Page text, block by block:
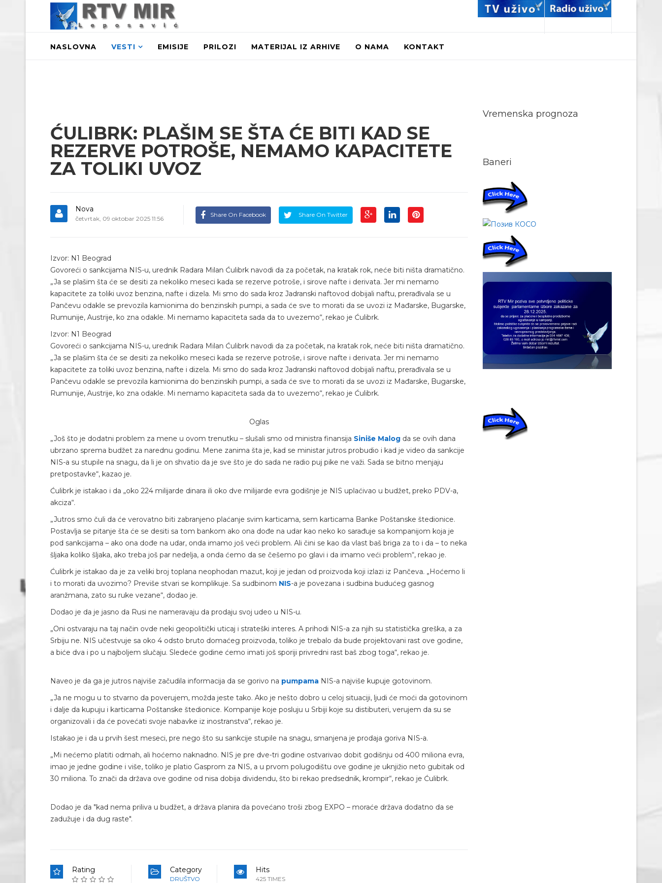
NASLOVNA VESTI EMISIJE PRILOZI MATERIJAL IZ ARHIVE O NAMA KONTAKT
ĆULIBRK: PLAŠIM SE ŠTA ĆE BITI KAD SE
REZERVE POTROŠE, NEMAMO KAPACITETE
ZA TOLIKI UVOZ
Nova
četvrtak, 09 oktobar 2025 11:56
Share On Facebook Share On Twitter
Izvor: N1 Beograd
Govoreći o sankcijama NIS-u, urednik Radara Milan Ćulibrk navodi da za početak, na kratak rok, neće biti ništa dramatično.
„Ja se plašim šta će se desiti za nekoliko meseci kada se rezerve potroše, i sirove nafte i derivata. Jer mi nemamo
kapacitete za toliki uvoz benzina, nafte i dizela. Mi smo do sada kroz Jadranski naftovod dobijali naftu, prerađivala se u
Pančevu odakle se prevozila kamionima do benzinskih pumpi, a sada će sve to morati da se uvozi iz Mađarske, Bugarske,
Rumunije, Austrije, ko zna odakle. Mi nemamo kapaciteta sada da to uvezemo“, rekao je Ćulibrk.
Izvor: N1 Beograd
Govoreći o sankcijama NIS-u, urednik Radara Milan Ćulibrk navodi da za početak, na kratak rok, neće biti ništa dramatično.
„Ja se plašim šta će se desiti za nekoliko meseci kada se rezerve potroše, i sirove nafte i derivata. Jer mi nemamo
kapacitete za toliki uvoz benzina, nafte i dizela. Mi smo do sada kroz Jadranski naftovod dobijali naftu, prerađivala se u
Pančevu odakle se prevozila kamionima do benzinskih pumpi, a sada će sve to morati da se uvozi iz Mađarske, Bugarske,
Rumunije, Austrije, ko zna odakle. Mi nemamo kapaciteta sada da to uvezemo“, rekao je Ćulibrk.
Oglas
„Još što je dodatni problem za mene u ovom trenutku – slušali smo od ministra finansija Siniše Malog da se ovih dana
ubrzano sprema budžet za narednu godinu. Mene zanima šta je, kad se ministar jutros probudio i kad je video da sankcije
NIS-a su stupile na snagu, da li je on shvatio da je sve što je do sada ne radio puj pike ne važi. Sada se bitno menjaju
pretpostavke“, kazao je.
Ćulibrk je istakao i da „oko 224 milijarde dinara ili oko dve milijarde evra godišnje je NIS uplaćivao u budžet, preko PDV-a,
akciza“.
„Jutros smo čuli da će verovatno biti zabranjeno plaćanje svim karticama, sem karticama Banke Poštanske štedionice.
Postavlja se pitanje šta će se desiti sa tom bankom ako ona dođe na udar kao neko ko sarađuje sa kompanijom koja je
pod sankcijama – ako ona dođe na udar, onda imamo još veći problem. Ali čini se kao da vlast baš briga za to i da – to neka
šljaka koliko šljaka, ako treba još par nedelja, a onda ćemo da se češemo po glavi i da imamo veći problem“, rekao je.
Ćulibrk je istakao da je za veliki broj toplana neophodan mazut, koji je jedan od proizvoda koji izlazi iz Pančeva. „Hoćemo li
i to morati da uvozimo? Previše stvari se komplikuje. Sa sudbinom NIS-a je povezana i sudbina budućeg gasnog
aranžmana, zato su ruke vezane“, dodao je.
Dodao je da je jasno da Rusi ne nameravaju da prodaju svoj udeo u NIS-u.
„Oni ostvaraju na taj način ovde neki geopolitički uticaj i strateški interes. A prihodi NIS-a za njih su statistička greška, a za
Srbiju ne. NIS učestvuje sa oko 4 odsto bruto domaćeg proizvoda, toliko je trebalo da bude projektovani rast ove godine,
a biće dva i po u najboljem slučaju. Sledeće godine ćemo imati još sporiji privredni rast baš zbog toga“, rekao je.
Naveo je da ga je jutros najviše začudila informacija da se gorivo na pumpama NIS-a najviše kupuje gotovinom.
„Ja ne mogu u to stvarno da poverujem, možda jeste tako. Ako je nešto dobro u celoj situaciji, ljudi će moći da gotovinom
i dalje da kupuju i karticama Poštanske štedionice. Kompanije koje posluju u Srbiji koje su distibuteri, verujem da su se
organizovali i da će povećati svoje nabavke iz inostranstva“, rekao je.
Istakao je i da u prvih šest meseci, pre nego što su sankcije stupile na snagu, smanjena je prodaja goriva NIS-a.
„Mi nećemo platiti odmah, ali hoćemo naknadno. NIS je pre dve-tri godine ostvarivao dobit godišnju od 400 miliona evra,
imao je jedne godine i više, toliko je platio Gasprom za NIS, a u prvom polugodištu ove godine je uknjižio neto gubitak od
30 miliona. To znači da država ove godine od nisa dobija dividendu, što bi rekao predsednik, krompir“, rekao je Ćulibrk.
Dodao je da "kad nema priliva u budžet, a država planira da povećano troši zbog EXPO – moraće država dodatno da se
zadužuje i da dug raste".
Rating Category
DRUŠTVO
Hits
425 TIMES
Vremenska prognoza
Baneri